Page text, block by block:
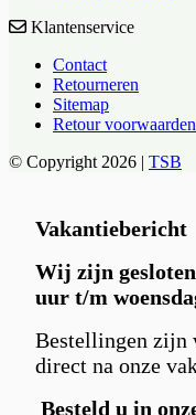
Klantenservice
Contact
Retourneren
Sitemap
Retour voorwaarden
© Copyright 2026 | TSB
Vakantiebericht
Wij zijn
uur t/m
Bestellingen zijn
direct na onze
Besteld u in